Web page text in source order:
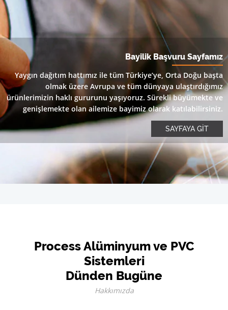
Bayilik Başvuru Sayfamız
Yaygın dağıtım hattımız ile tüm Türkiye’ye, Orta Doğu başta
olmak üzere Avrupa ve tüm dünyaya ulaştırdığımız
ürünlerimizin haklı gururunu yaşıyoruz. Sürekli büyümekte ve
genişlemekte olan ailemize bayimiz olarak katılabilirsiniz.
SAYFAYA GİT
Process Alüminyum ve PVC
Sistemleri
Dünden Bugüne
Hakkımızda